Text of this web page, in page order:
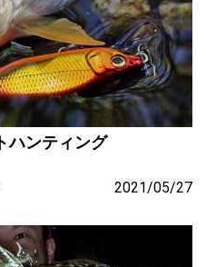
ハンティング
2021/05/27